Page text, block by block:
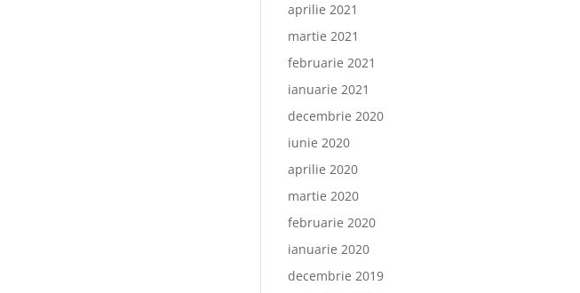
aprilie 2021
martie 2021
februarie 2021
ianuarie 2021
decembrie 2020
iunie 2020
aprilie 2020
martie 2020
februarie 2020
ianuarie 2020
decembrie 2019